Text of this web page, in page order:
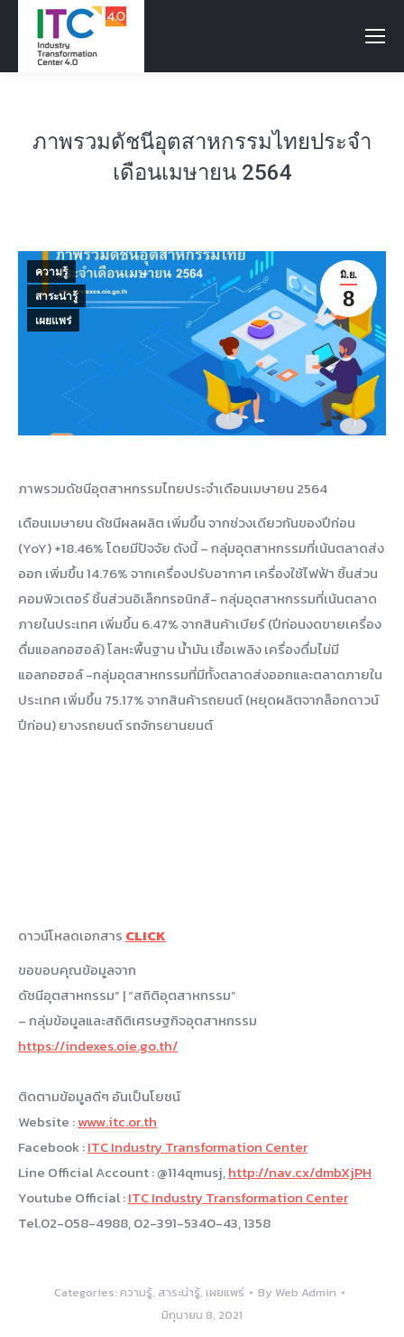
ภาพรวมดัชนีอุตสาหกรรมไทยประจำ
เดือนเมษายน 2564
มิ.ย.
8
ความรู้
สาระน่ารู้
เผยแพร่
ภาพรวมดัชนีอุตสาหกรรมไทยประจำเดือนเมษายน 2564
เดือนเมษายน ดัชนีผลผลิต เพิ่มขึ้น จากช่วงเดียวกันของปีก่อน
(YoY) +18.46% โดยมีปัจจัย ดังนี้ – กลุ่มอุตสาหกรรมที่เน้นตลาดส่ง
ออก เพิ่มขึ้น 14.76% จากเครื่องปรับอากาศ เครื่องใช้ไฟฟ้า ชิ้นส่วน
คอมพิวเตอร์ ชิ้นส่วนอิเล็กทรอนิกส์- กลุ่มอุตสาหกรรมที่เน้นตลาด
ภายในประเทศ เพิ่มขึ้น 6.47% จากสินค้าเบียร์ (ปีก่อนงดขายเครื่อง
ดื่มแอลกอฮอล์) โลหะพื้นฐาน น้ำมัน เชื้อเพลิง เครื่องดื่มไม่มี
แอลกอฮอล์ -กลุ่มอุตสาหกรรมที่มีทั้งตลาดส่งออกและตลาดภายใน
ประเทศ เพิ่มขึ้น 75.17% จากสินค้ารถยนต์ (หยุดผลิตจากล็อกดาวน์
ปีก่อน) ยางรถยนต์ รถจักรยานยนต์
ดาวน์โหลดเอกสาร CLICK
ขอขอบคุณข้อมูลจาก
ดัชนีอุตสาหกรรม” | “สถิติอุตสาหกรรม”
– กลุ่มข้อมูลและสถิติเศรษฐกิจอุตสาหกรรม
https://indexes.oie.go.th/
ติดตามข้อมูลดีๆ อันเป็นโยชน์
Website :www.itc.or.th
Facebook :ITC Industry Transformation Center
Line Official Account : @114qmusj,http://nav.cx/dmbXjPH
Youtube Official :ITC Industry Transformation Center
Tel.02-058-4988, 02-391-5340-43, 1358
Categories: ความรู้, สาระน่ารู้, เผยแพร่ By Web Admin
มิถุนายน 8, 2021